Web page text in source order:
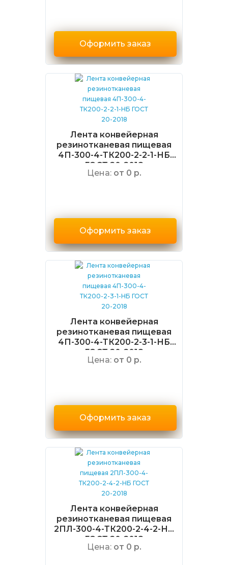
Оформить заказ
Лента конвейерная
резинотканевая пищевая
4П-300-4-ТК200-2-2-1-НБ
ГОСТ 20-2018
Цена: от 0 р.
Оформить заказ
Лента конвейерная
резинотканевая пищевая
4П-300-4-ТК200-2-3-1-НБ
ГОСТ 20-2018
Цена: от 0 р.
Оформить заказ
Лента конвейерная
резинотканевая пищевая
2ПЛ-300-4-ТК200-2-4-2-НБ
ГОСТ 20-2018
Цена: от 0 р.